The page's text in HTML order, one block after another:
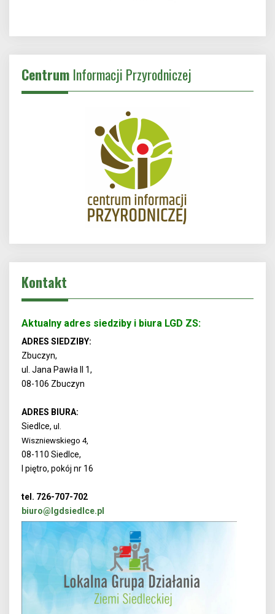
Centrum Informacji Przyrodniczej
Kontakt
Aktualny adres siedziby i biura LGD ZS:
ADRES SIEDZIBY:
Zbuczyn,
ul. Jana Pawła II 1,
08-106 Zbuczyn
ADRES BIURA:
Siedlce, ul.
Wiszniewskiego 4,
08-110 Siedlce,
I piętro, pokój nr 16
tel. 726-707-702
biuro@lgdsiedlce.pl